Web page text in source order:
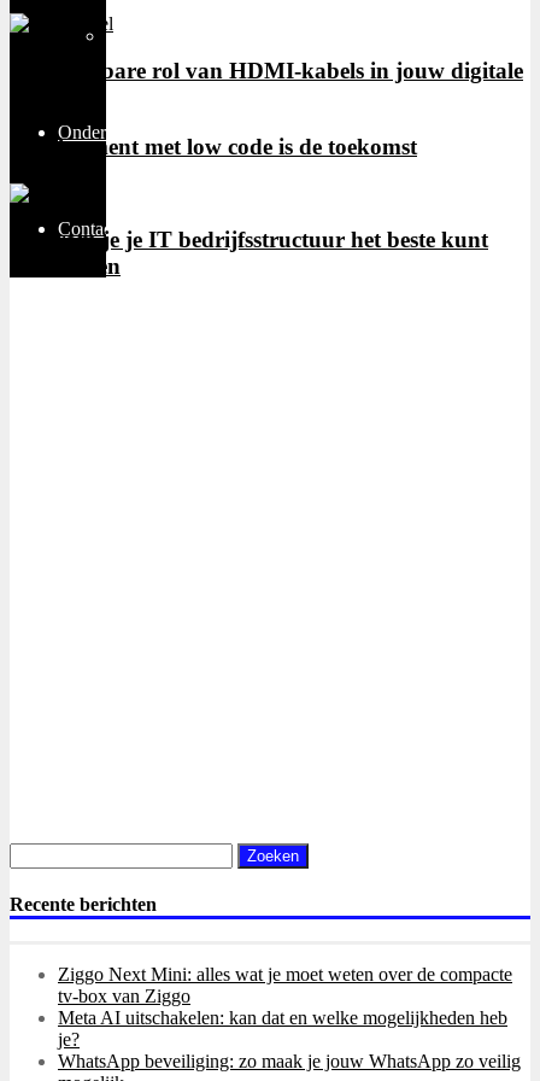
Thuiswerken
Ondernemen
Contact
De onmisbare rol van HDMI-kabels in jouw digitale
Development met low code is de toekomst
Waarom je je IT bedrijfsstructuur het beste kunt
uitbesteden
naar:
Recente berichten
Ziggo Next Mini: alles wat je moet weten over de compacte
tv-box van Ziggo
Meta AI uitschakelen: kan dat en welke mogelijkheden heb
je?
WhatsApp beveiliging: zo maak je jouw WhatsApp zo veilig